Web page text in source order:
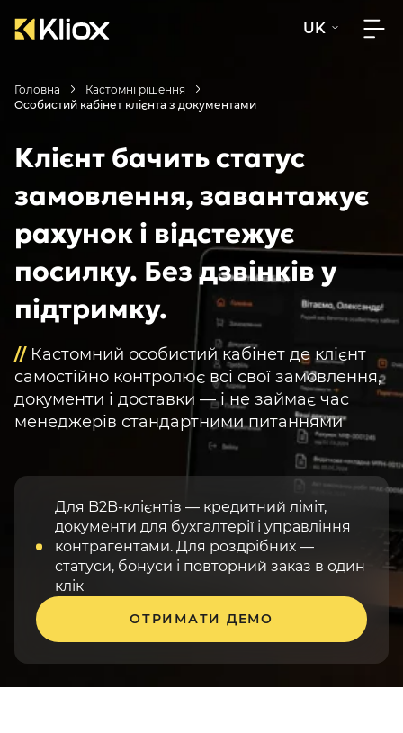
UK
Головна
Кастомні рішення
Особистий кабінет клієнта з документами
Клієнт бачить статус
замовлення, завантажує
рахунок і відстежує
посилку. Без дзвінків у
підтримку.
//Кастомний особистий кабінет де клієнт
самостійно контролює всі свої замовлення,
документи і доставки — і не займає час
менеджерів стандартними питаннями
Для B2B-клієнтів — кредитний ліміт,
документи для бухгалтерії і управління
контрагентами. Для роздрібних —
статуси, бонуси і повторний заказ в один
клік
ОТРИМАТИ ДЕМО